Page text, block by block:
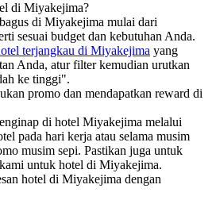
di Miyakejima?
di Miyakejima mulai dari
sesuai budget dan kebutuhan Anda.
terjangkau di Miyakejima yang
Anda, atur filter kemudian urutkan
ke tinggi".
promo dan mendapatkan reward di
di hotel Miyakejima melalui
pada hari kerja atau selama musim
musim sepi. Pastikan juga untuk
untuk hotel di Miyakejima.
hotel di Miyakejima dengan